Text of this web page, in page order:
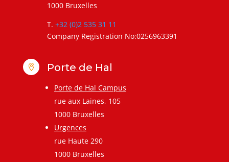
1000 Bruxelles
T. +32 (0)2 535 31 11
Company Registration No:0256963391
 Porte de Hal
Porte de Hal Campus
rue aux Laines, 105
1000 Bruxelles
Urgences
rue Haute 290
1000 Bruxelles